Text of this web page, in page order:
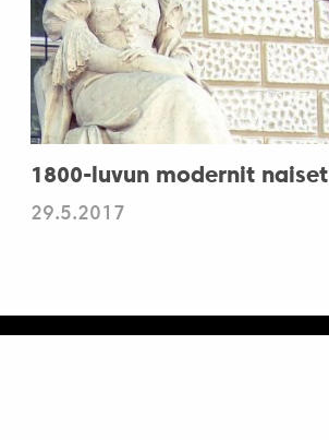
1800-luvun modernit naiset
29.5.2017